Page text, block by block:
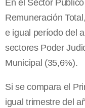
En el Sector
Remuneración
e igual período del
sectores Poder
Municipal (35,6%).
Si se compara el
igual trimestre del